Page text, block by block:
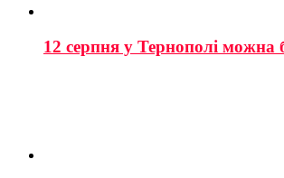
12 серпня у Тернополі можна